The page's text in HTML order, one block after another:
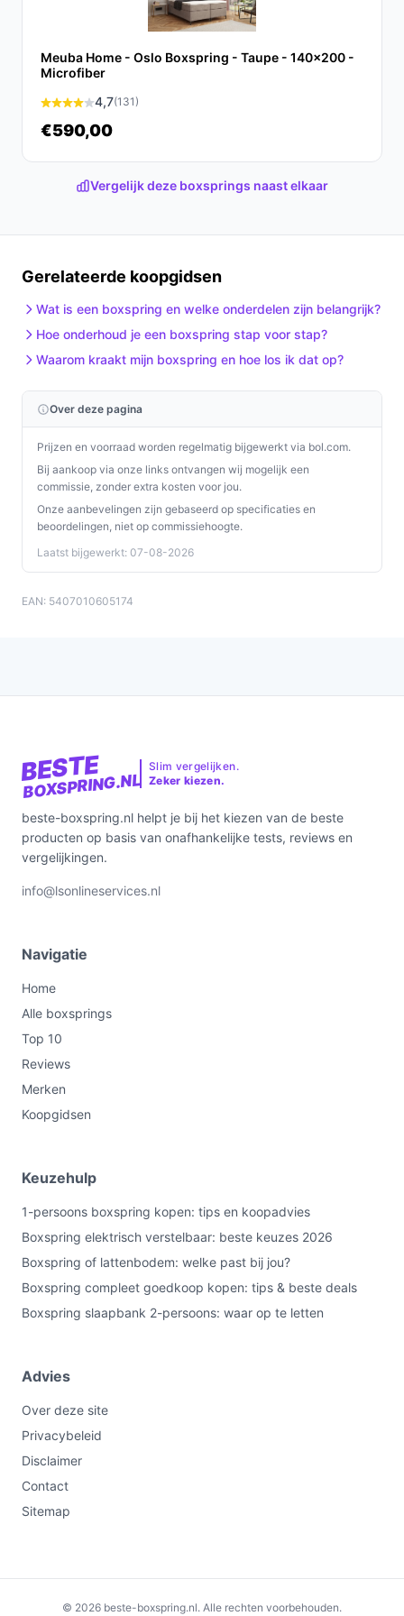
Ontdek alle specificaties en vergelijk prijzen op beste-
behoeften!
Meuba Home - Oslo Boxspring - Taupe - 140x200 -
Microfiber
4,7(131)
€590,00
Vergelijk deze boxsprings naast elkaar
Gerelateerde koopgidsen
Wat is een boxspring en welke onderdelen zijn belangrijk?
Hoe onderhoud je een boxspring stap voor stap?
Waarom kraakt mijn boxspring en hoe los ik dat op?
Over deze pagina
Prijzen en voorraad worden regelmatig bijgewerkt via bol.com.
Bij aankoop via onze links ontvangen wij mogelijk een
commissie, zonder extra kosten voor jou.
Onze aanbevelingen zijn gebaseerd op specificaties en
beoordelingen, niet op commissiehoogte.
Laatst bijgewerkt: 07-08-2026
EAN: 5407010605174
€360,00 Bekijk op bol.com
BESTE
BOXSPRING.NL
Slim vergelijken.
Zeker kiezen.
beste-boxspring.nl helpt je bij het kiezen van de beste
producten op basis van onafhankelijke tests, reviews en
vergelijkingen.
info@lsonlineservices.nl
Navigatie
Home
Alle boxsprings
Top 10
Reviews
Merken
Koopgidsen
Keuzehulp
1-persoons boxspring kopen: tips en koopadvies
Boxspring elektrisch verstelbaar: beste keuzes 2026
Boxspring of lattenbodem: welke past bij jou?
Boxspring compleet goedkoop kopen: tips & beste deals
Boxspring slaapbank 2-persoons: waar op te letten
Advies
Over deze site
Privacybeleid
Disclaimer
Contact
Sitemap
© 2026 beste-boxspring.nl. Alle rechten voorbehouden.